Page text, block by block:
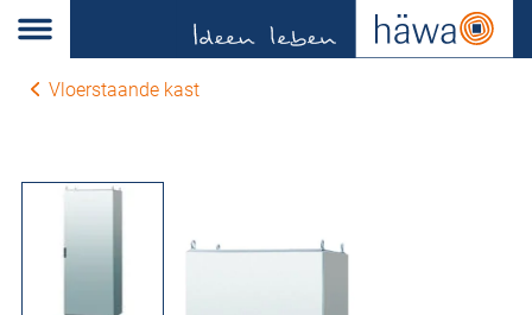
Vloerstaande kast